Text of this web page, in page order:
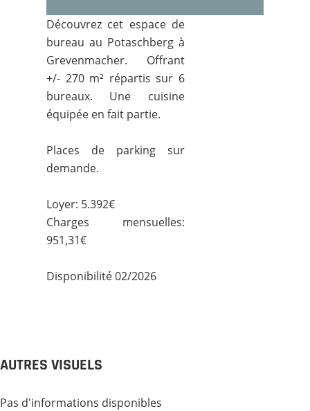
Découvrez cet espace de
bureau au Potaschberg à
Grevenmacher. Offrant
+/- 270 m² répartis sur 6
bureaux. Une cuisine
équipée en fait partie.
Places de parking sur
demande.
Loyer: 5.392€
Charges mensuelles:
951,31€
Disponibilité 02/2026
AUTRES VISUELS
Pas d'informations disponibles